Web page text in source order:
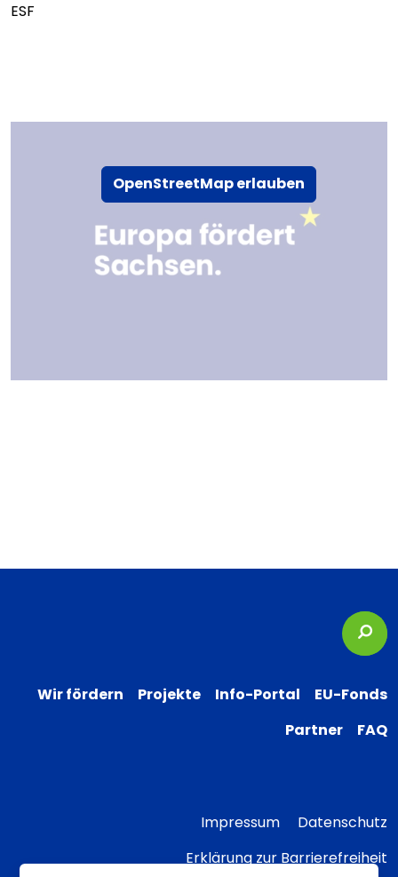
OpenStreetMap erlauben
ESF
Wir fördern Projekte Info-Portal
EU-Fonds
Partner
FAQ
Impressum
Datenschutz
Erklärung zur Barrierefreiheit